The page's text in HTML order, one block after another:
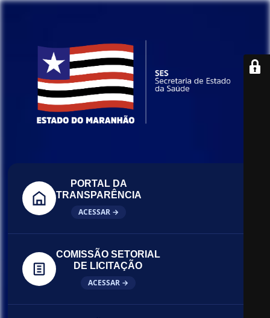
PORTAL DA
TRANSPARÊNCIA
ACESSAR →
COMISSÃO SETORIAL
DE LICITAÇÃO
ACESSAR →